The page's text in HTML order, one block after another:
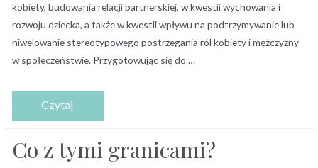
kobiety, budowania relacji partnerskiej, w kwestii wychowania i
rozwoju dziecka, a także w kwestii wpływu na podtrzymywanie lub
niwelowanie stereotypowego postrzegania ról kobiety i mężczyzny
w społeczeństwie. Przygotowując się do …
Co z tymi granicami?